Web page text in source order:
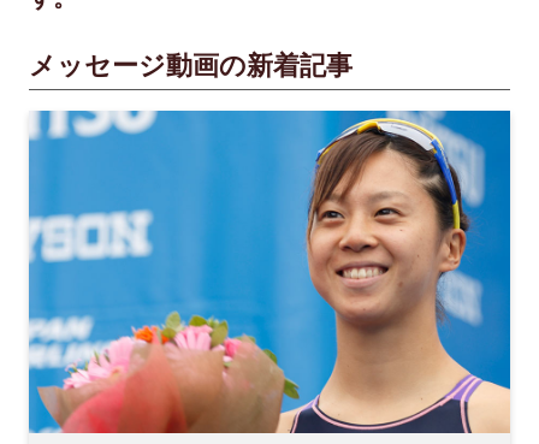
メッセージ動画の新着記事